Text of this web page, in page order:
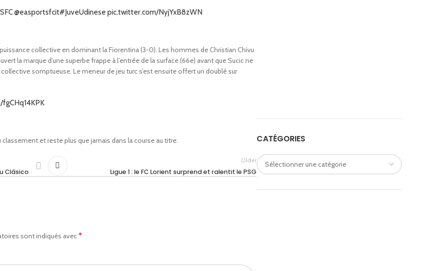
@easportsfcit#JuveUdinese pic.twitter.com/NyjYxB8zWN
collective en dominant la Fiorentina (3-0). Les hommes de Christian Chivu
la marque d’une superbe frappe à l’entrée de la surface (66e) avant que Sucic ne
somptueuse. Le meneur de jeu turc s’est ensuite offert un doublé sur
classement et reste plus que jamais dans la course au titre.
Clásico
Older
Ligue 1 : le FC Lorient surprend et ralentit le PSG
sont indiqués avec *
CATÉGORIES
Catégories